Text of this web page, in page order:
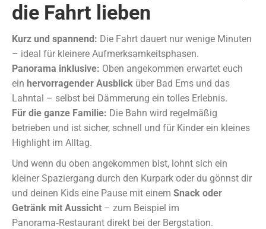
die Fahrt lieben
Kurz und spannend: Die Fahrt dauert nur wenige Minuten
– ideal für kleinere Aufmerksamkeitsphasen.
Panorama inklusive: Oben angekommen erwartet euch
ein hervorragender Ausblick über Bad Ems und das
Lahntal – selbst bei Dämmerung ein tolles Erlebnis.
Für die ganze Familie: Die Bahn wird regelmäßig
betrieben und ist sicher, schnell und für Kinder ein kleines
Highlight im Alltag.
Und wenn du oben angekommen bist, lohnt sich ein
kleiner Spaziergang durch den Kurpark oder du gönnst dir
und deinen Kids eine Pause mit einem Snack oder
Getränk mit Aussicht – zum Beispiel im
Panorama‑Restaurant direkt bei der Bergstation.